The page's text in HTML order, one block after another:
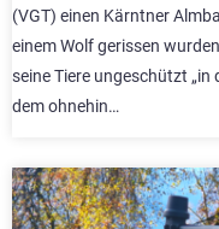
(VGT) einen Kärntner
einem Wolf gerissen
seine Tiere ungeschützt „in
dem ohnehin…